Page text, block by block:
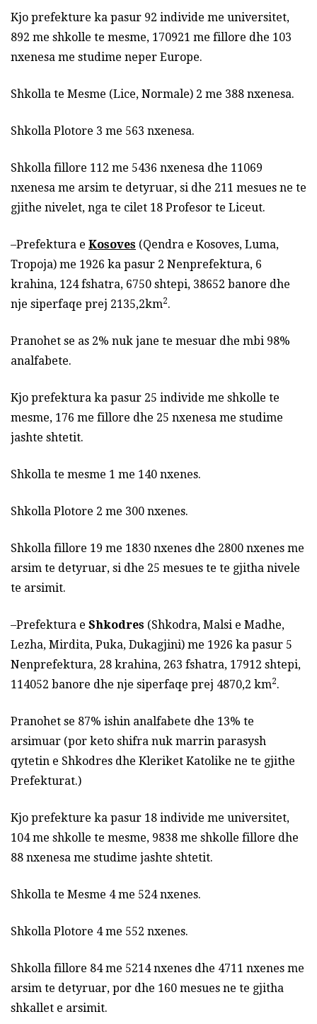
Kjo prefekture ka pasur 92 individe me universitet,
892 me shkolle te mesme, 170921 me fillore dhe 103
nxenesa me studime neper Europe.
Shkolla te Mesme (Lice, Normale) 2 me 388 nxenesa.
Shkolla Plotore 3 me 563 nxenesa.
Shkolla fillore 112 me 5436 nxenesa dhe 11069
nxenesa me arsim te detyruar, si dhe 211 mesues ne te
gjithe nivelet, nga te cilet 18 Profesor te Liceut.
–Prefektura e Kosoves (Qendra e Kosoves, Luma,
Tropoja) me 1926 ka pasur 2 Nenprefektura, 6
krahina, 124 fshatra, 6750 shtepi, 38652 banore dhe
nje siperfaqe prej 2135,2km2.
Pranohet se as 2% nuk jane te mesuar dhe mbi 98%
analfabete.
Kjo prefektura ka pasur 25 individe me shkolle te
mesme, 176 me fillore dhe 25 nxenesa me studime
jashte shtetit.
Shkolla te mesme 1 me 140 nxenes.
Shkolla Plotore 2 me 300 nxenes.
Shkolla fillore 19 me 1830 nxenes dhe 2800 nxenes me
arsim te detyruar, si dhe 25 mesues te te gjitha nivele
te arsimit.
–Prefektura e Shkodres (Shkodra, Malsi e Madhe,
Lezha, Mirdita, Puka, Dukagjini) me 1926 ka pasur 5
Nenprefektura, 28 krahina, 263 fshatra, 17912 shtepi,
114052 banore dhe nje siperfaqe prej 4870,2 km2.
Pranohet se 87% ishin analfabete dhe 13% te
arsimuar (por keto shifra nuk marrin parasysh
qytetin e Shkodres dhe Kleriket Katolike ne te gjithe
Prefekturat.)
Kjo prefekture ka pasur 18 individe me universitet,
104 me shkolle te mesme, 9838 me shkolle fillore dhe
88 nxenesa me studime jashte shtetit.
Shkolla te Mesme 4 me 524 nxenes.
Shkolla Plotore 4 me 552 nxenes.
Shkolla fillore 84 me 5214 nxenes dhe 4711 nxenes me
arsim te detyruar, por dhe 160 mesues ne te gjitha
shkallet e arsimit.